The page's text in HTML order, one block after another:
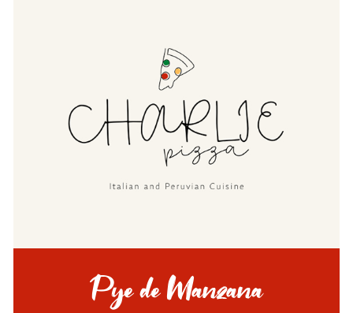
Pye de Manzana